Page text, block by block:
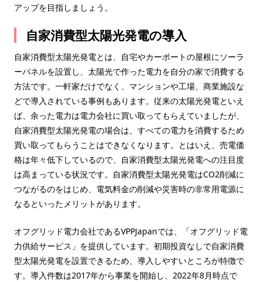
アップを目指しましょう。
自家消費型太陽光発電の導入
自家消費型太陽光発電とは、自宅やカーポートの屋根にソーラ
ーパネルを設置し、太陽光で作った電力を自分の家で消費する
方法です。一軒家だけでなく、マンションや工場、商業施設な
どで導入されている事例もあります。従来の太陽光発電といえ
ば、余った電力は電力会社に買い取ってもらえていましたが、
自家消費型太陽光発電の場合は、すべての電力を消費するため
買い取ってもらうことはできなくなります。とはいえ、売電価
格は年々低下しているので、自家消費型太陽光発電への注目度
は高まっている状況です。自家消費型太陽光発電はCO2削減に
つながるのをはじめ、電気料金の削減や災害時の非常用電源に
なるといったメリットがあります。
オフグリッド電力会社であるVPPJapanでは、「オフグリッド電
力供給サービス」を提供しています。初期投資なしで自家消費
型太陽光発電を設置できるため、導入しやすいところが特徴で
す。導入件数は2017年から事業を開始し、2022年8月時点で